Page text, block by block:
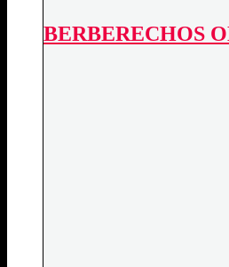
BERBERECHOS